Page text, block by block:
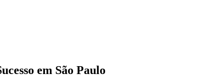
em São Paulo